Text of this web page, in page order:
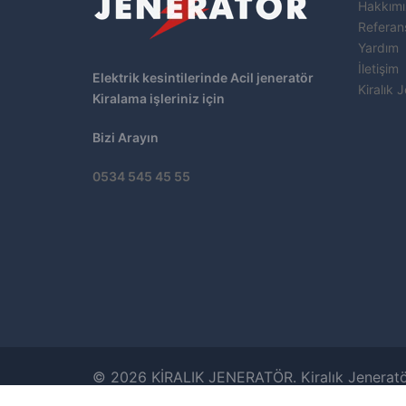
Elektrik kesintilerinde Acil jeneratör
Kiralama işleriniz için
Bizi Arayın
0534 545 45 55
Yardım
İletişim
Kiralık
© 2026 KİRALIK JENERATÖR. Kiralık